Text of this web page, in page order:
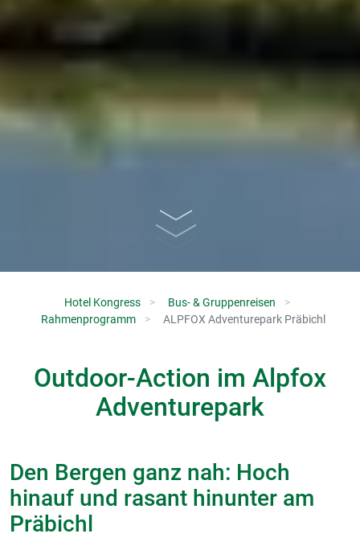
Hotel Kongress
Bus- & Gruppenreisen
Rahmenprogramm
ALPFOX Adventurepark Präbichl
Outdoor-Action im Alpfox
Adventurepark
Den Bergen ganz nah: Hoch
hinauf und rasant hinunter am
Präbichl